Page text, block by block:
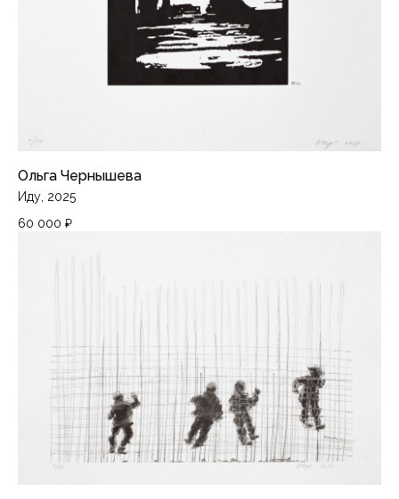
Ольга Чернышева
Иду, 2025
60 000 ₽
Политика конфиденциальности
Instagram*
Telegram
События
Кабинет печатного искусства
ЦСИ «Винзавод»,
4-й Сыромятнический переулок, 1/8с21, C1
Подписаться на рассылку